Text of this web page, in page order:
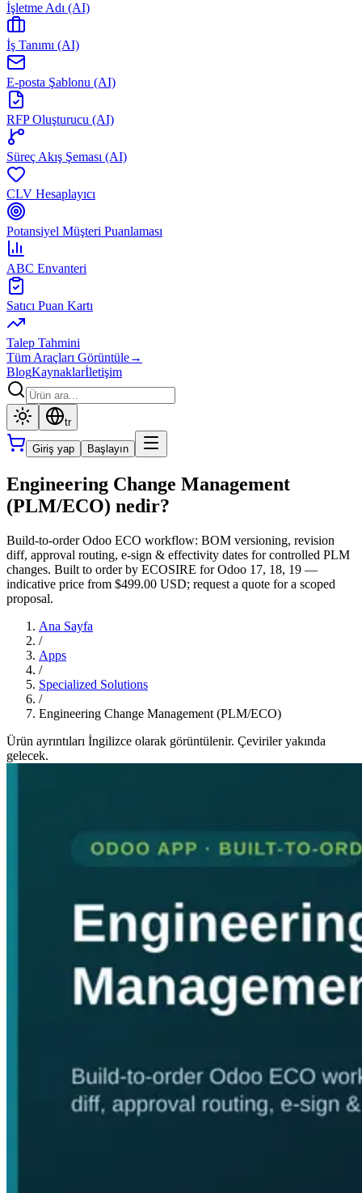
İşletme Adı (AI)
İş Tanımı (AI)
E-posta Şablonu (AI)
RFP Oluşturucu (AI)
Süreç Akış Şeması (AI)
CLV Hesaplayıcı
Potansiyel Müşteri Puanlaması
ABC Envanteri
Satıcı Puan Kartı
Talep Tahmini
Tüm Araçları Görüntüle→
BlogKaynaklarİletişim
tr
Giriş yap Başlayın
Engineering Change Management
(PLM/ECO) nedir?
Build-to-order Odoo ECO workflow: BOM versioning, revision
diff, approval routing, e-sign & effectivity dates for controlled PLM
changes. Built to order by ECOSIRE for Odoo 17, 18, 19 —
indicative price from $499.00 USD; request a quote for a scoped
proposal.
Ana Sayfa
/
Apps
/
Specialized Solutions
/
Engineering Change Management (PLM/ECO)
Ürün ayrıntıları İngilizce olarak görüntülenir. Çeviriler yakında
gelecek.